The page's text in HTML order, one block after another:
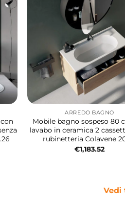
ARREDO BAGNO
Mobile bagno sospeso 80
lavabo in ceramica 2
rubinetteria Colavene
€1,183.52